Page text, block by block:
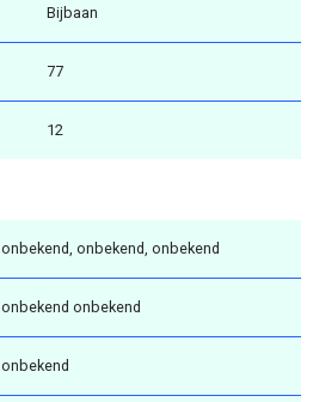
Bijbaan
77
12
onbekend, onbekend, onbekend
onbekend onbekend
onbekend